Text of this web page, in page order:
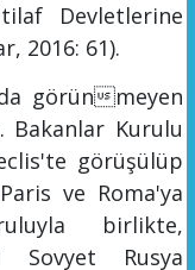
tilaf Devletlerine
2016: 61).
görünmeyen
Bakanlar Kurulu
görüşülüp
ve Roma'ya
birlikte,
Sovyet Rusya